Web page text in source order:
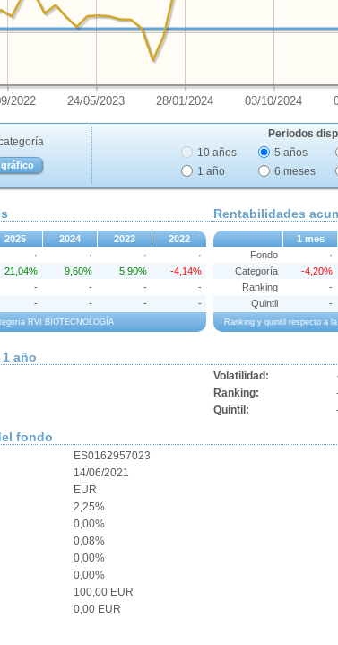
2022 24/05/2023 28/01/2024 03/10/2024
gráfico
Periodos
10 años
5 años
1 año
6 meses
2025 2024 2023 2022
RVI BIOTECNOLOGÍA
· · ·
·
21,04% 9,60% 5,90%
-4,14%
- - -
-
- - - -
Rentabilidades
1 mes
Ranking y quintil respecto a
Fondo ·
Categoría
-4,20%
Ranking
-
Quintil
-
año
Volatilidad:
·
Ranking:
Quintil:
fondo
ES0162957023
14/06/2021
EUR
2,25%
0,00%
0,08%
0,00%
0,00%
100,00 EUR
0,00 EUR